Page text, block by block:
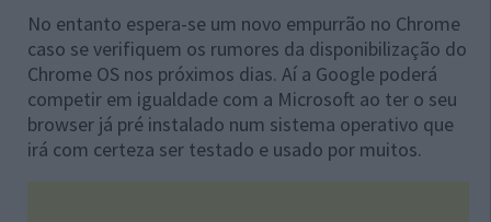
No entanto espera-se um novo empurrão no Chrome
caso se verifiquem os rumores da disponibilização do
Chrome OS nos próximos dias. Aí a Google poderá
competir em igualdade com a Microsoft ao ter o seu
browser já pré instalado num sistema operativo que
irá com certeza ser testado e usado por muitos.